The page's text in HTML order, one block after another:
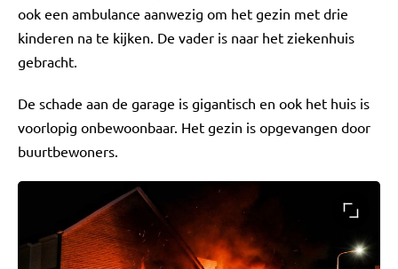
ook een ambulance aanwezig om het gezin met drie
kinderen na te kijken. De vader is naar het ziekenhuis
gebracht.
De schade aan de garage is gigantisch en ook het huis is
voorlopig onbewoonbaar. Het gezin is opgevangen door
buurtbewoners.